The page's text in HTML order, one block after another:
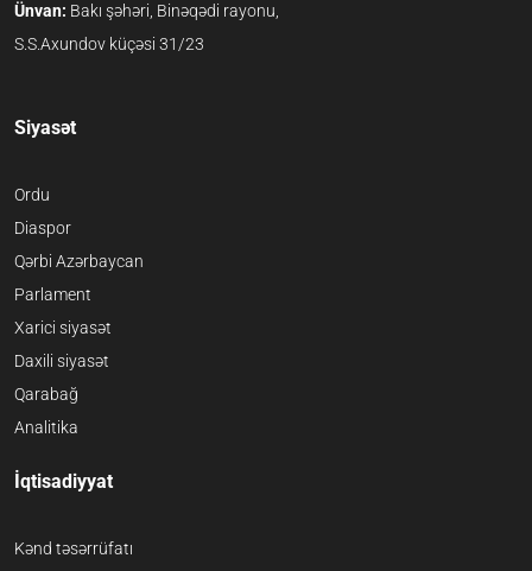
Ünvan: Bakı şəhəri, Binəqədi rayonu,
S.S.Axundov küçəsi 31/23
Siyasət
Ordu
Diaspor
Qərbi Azərbaycan
Parlament
Xarici siyasət
Daxili siyasət
Qarabağ
Analitika
İqtisadiyyat
Kənd təsərrüfatı